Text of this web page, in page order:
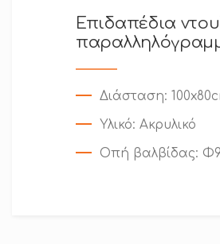
Επιδαπέδια
Διάσταση:
Υλικό: Ακρυλικό
Οπή βαλβίδας: